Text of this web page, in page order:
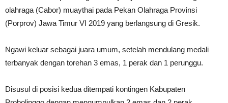
olahraga (Cabor) muaythai pada Pekan Olahraga Provinsi
(Porprov) Jawa Timur VI 2019 yang berlangsung di Gresik.
Ngawi keluar sebagai juara umum, setelah mendulang medali
terbanyak dengan torehan 3 emas, 1 perak dan 1 perunggu.
Disusul di posisi kedua ditempati kontingen Kabupaten